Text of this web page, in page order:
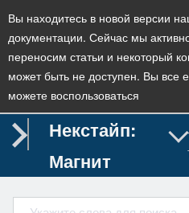
Вы находитесь в новой версии
документации. Сейчас мы
переносим статьи и некоторый
может быть не доступен. Вы все
можете воспользоваться
Некстайп:
Магнит